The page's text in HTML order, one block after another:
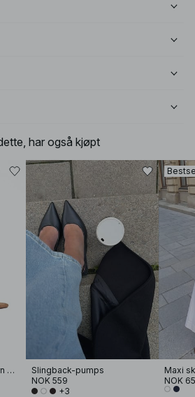
har også kjøpt
Høyhælte i semsket skinn med ankelstropp
Slingback-pumps
NOK 559
+3
NOK